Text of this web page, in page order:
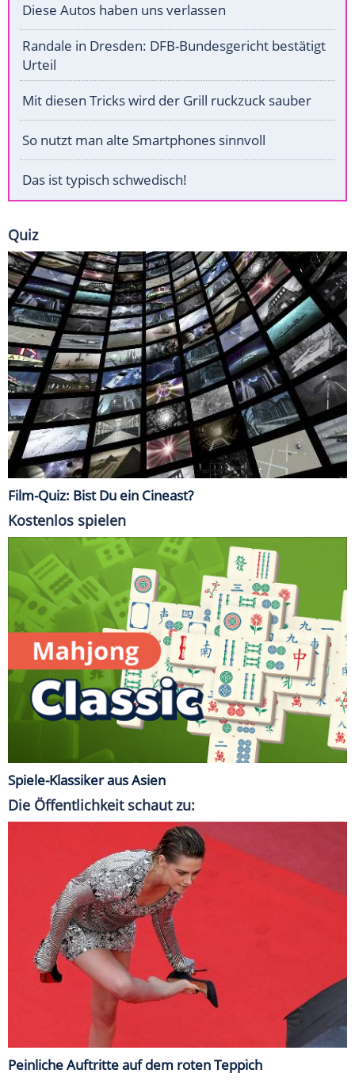
Diese Autos haben uns verlassen
Randale in Dresden: DFB-Bundesgericht bestätigt
Urteil
Mit diesen Tricks wird der Grill ruckzuck sauber
So nutzt man alte Smartphones sinnvoll
Das ist typisch schwedisch!
Quiz
Film-Quiz: Bist Du ein Cineast?
Kostenlos spielen
Spiele-Klassiker aus Asien
Die Öffentlichkeit schaut zu:
Peinliche Auftritte auf dem roten Teppich